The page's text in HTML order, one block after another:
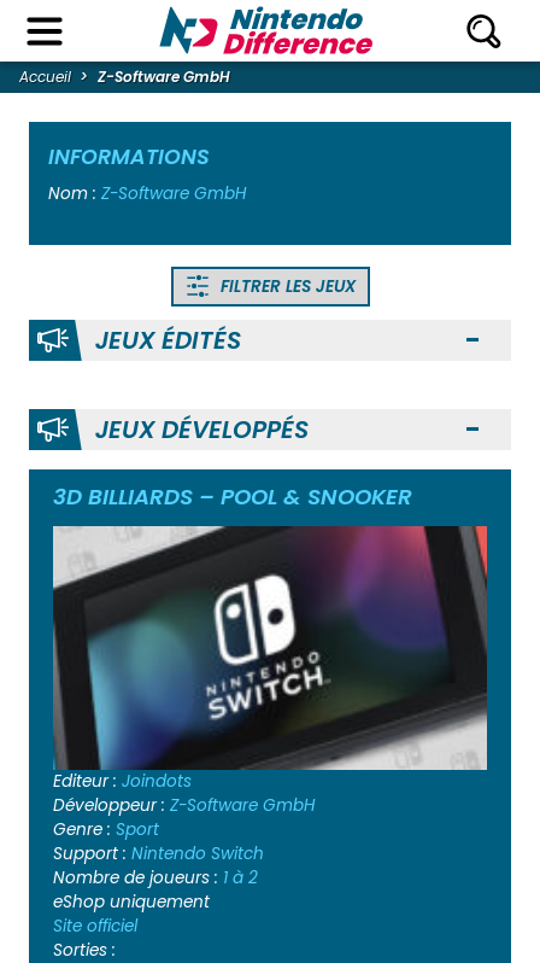
Accueil Z-Software GmbH
INFORMATIONS
Nom : Z-Software GmbH
FILTRER LES JEUX
JEUX ÉDITÉS
JEUX DÉVELOPPÉS
3D BILLIARDS – POOL & SNOOKER
Editeur : Joindots
Développeur : Z-Software GmbH
Genre : Sport
Support : Nintendo Switch
Nombre de joueurs : 1 à 2
eShop uniquement
Site officiel
Sorties :